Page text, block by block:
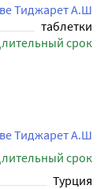
Тиджарет А.Ш
таблетки
срок
Тиджарет А.Ш
срок
Турция